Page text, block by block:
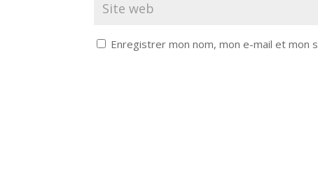
Enregistrer mon nom, mon e-mail et mon